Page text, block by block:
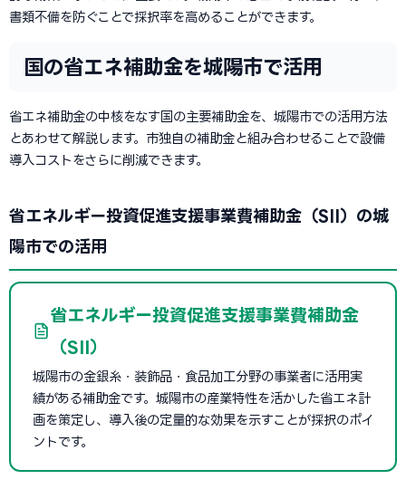
書類不備を防ぐことで採択率を高めることができます。
国の省エネ補助金を城陽市で活用
省エネ補助金の中核をなす国の主要補助金を、城陽市での活用方法
とあわせて解説します。市独自の補助金と組み合わせることで設備
導入コストをさらに削減できます。
省エネルギー投資促進支援事業費補助金（SII）の城
陽市での活用
省エネルギー投資促進支援事業費補助金
（SII）
城陽市の金銀糸・装飾品・食品加工分野の事業者に活用実
績がある補助金です。城陽市の産業特性を活かした省エネ計
画を策定し、導入後の定量的な効果を示すことが採択のポイ
ントです。